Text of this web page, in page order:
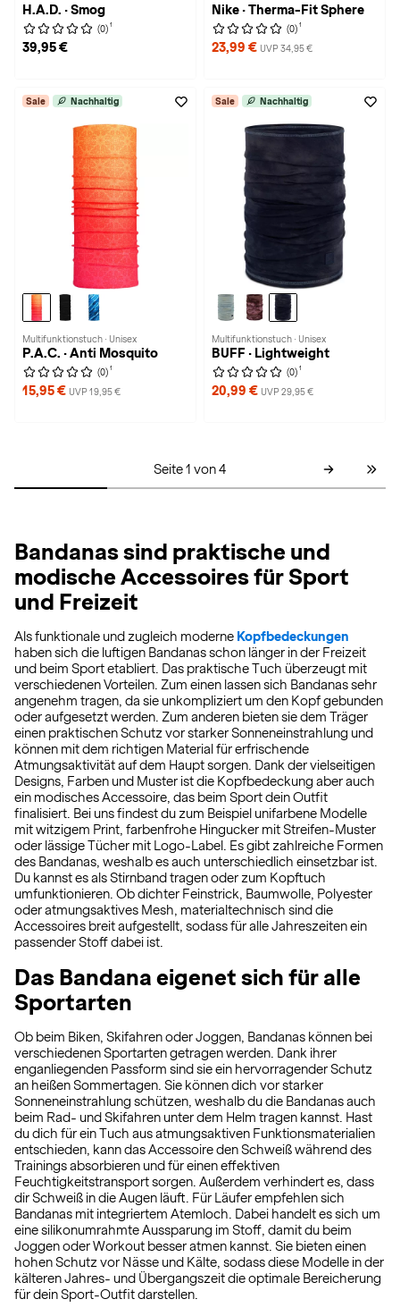
H.A.D. · Smog
(0) 1
39,95 €
Nike · Therma-Fit Sphere
(0) 1
23,99 € UVP 34,95 €
Sale Nachhaltig
Multifunktionstuch · Unisex
P.A.C. · Anti Mosquito
(0) 1
15,95 € UVP 19,95 €
Sale Nachhaltig
Multifunktionstuch · Unisex
BUFF · Lightweight
(0) 1
20,99 € UVP 29,95 €
Seite 1 von 4
Bandanas sind praktische und
modische Accessoires für Sport
und Freizeit
Als funktionale und zugleich moderne Kopfbedeckungen
haben sich die luftigen Bandanas schon länger in der Freizeit
und beim Sport etabliert. Das praktische Tuch überzeugt mit
verschiedenen Vorteilen. Zum einen lassen sich Bandanas sehr
angenehm tragen, da sie unkompliziert um den Kopf gebunden
oder aufgesetzt werden. Zum anderen bieten sie dem Träger
einen praktischen Schutz vor starker Sonneneinstrahlung und
können mit dem richtigen Material für erfrischende
Atmungsaktivität auf dem Haupt sorgen. Dank der vielseitigen
Designs, Farben und Muster ist die Kopfbedeckung aber auch
ein modisches Accessoire, das beim Sport dein Outfit
finalisiert. Bei uns findest du zum Beispiel unifarbene Modelle
mit witzigem Print, farbenfrohe Hingucker mit Streifen-Muster
oder lässige Tücher mit Logo-Label. Es gibt zahlreiche Formen
des Bandanas, weshalb es auch unterschiedlich einsetzbar ist.
Du kannst es als Stirnband tragen oder zum Kopftuch
umfunktionieren. Ob dichter Feinstrick, Baumwolle, Polyester
oder atmungsaktives Mesh, materialtechnisch sind die
Accessoires breit aufgestellt, sodass für alle Jahreszeiten ein
passender Stoff dabei ist.
Das Bandana eigenet sich für alle
Sportarten
Ob beim Biken, Skifahren oder Joggen, Bandanas können bei
verschiedenen Sportarten getragen werden. Dank ihrer
enganliegenden Passform sind sie ein hervorragender Schutz
an heißen Sommertagen. Sie können dich vor starker
Sonneneinstrahlung schützen, weshalb du die Bandanas auch
beim Rad- und Skifahren unter dem Helm tragen kannst. Hast
du dich für ein Tuch aus atmungsaktiven Funktionsmaterialien
entschieden, kann das Accessoire den Schweiß während des
Trainings absorbieren und für einen effektiven
Feuchtigkeitstransport sorgen. Außerdem verhindert es, dass
dir Schweiß in die Augen läuft. Für Läufer empfehlen sich
Bandanas mit integriertem Atemloch. Dabei handelt es sich um
eine silikonumrahmte Aussparung im Stoff, damit du beim
Joggen oder Workout besser atmen kannst. Sie bieten einen
hohen Schutz vor Nässe und Kälte, sodass diese Modelle in der
kälteren Jahres- und Übergangszeit die optimale Bereicherung
für dein Sport-Outfit darstellen.